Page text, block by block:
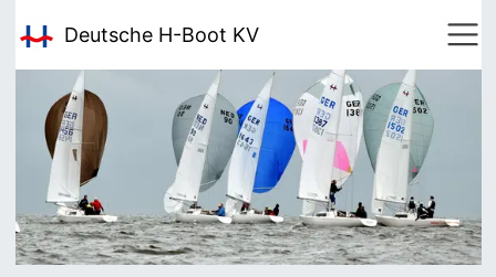
Deutsche H-Boot KV